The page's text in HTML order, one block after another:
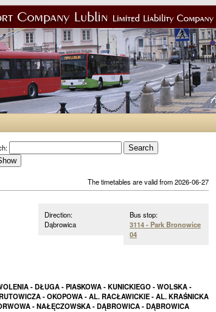
The timetables are valid from 2026-06-27
Bus stop:
3114 - Park Bronowice
04
Direction:
Dąbrowica
- DŁUGA - PIASKOWA - KUNICKIEGO - WOLSKA -
- OKOPOWA - AL. RACŁAWICKIE - AL. KRAŚNICKA
- NAŁĘCZOWSKA - DĄBROWICA - DĄBROWICA